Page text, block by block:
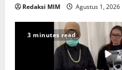
Redaksi MIM Agustus 1, 2026
3 minutes read